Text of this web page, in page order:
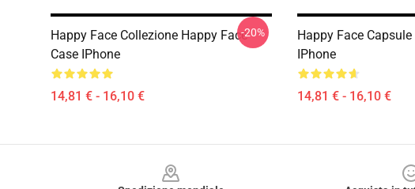
Happy Face Collezione Happy Face
Case IPhone
14,81 € - 16,10 €
-20%
Happy Face
IPhone
14,81 € - 16,10 €